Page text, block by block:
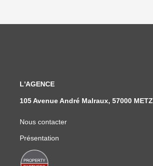
L'AGENCE
105 Avenue André Malraux, 57000 METZ
Nous contacter
Présentation